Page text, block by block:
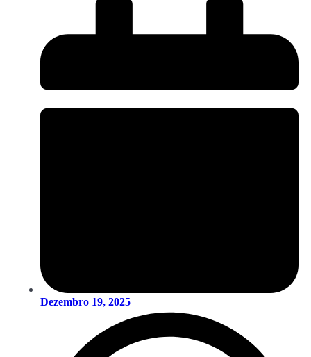
Dezembro 19, 2025